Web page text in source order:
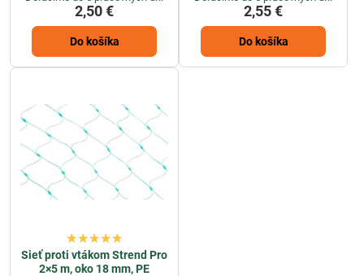
2,50 €
Do košíka
2,55 €
Do košíka
Sieť proti vtákom Strend Pro
2×5 m, oko 18 mm, PE